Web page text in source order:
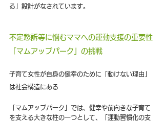
る」設計がなされています。
不定愁訴等に悩むママへの運動支援の重要性
「マムアップパーク」の挑戦
子育て女性が自身の健幸のために「動けない理由」
は社会構造にある
「マムアップパーク」では、健幸や前向きな子育て
を支える大きな柱の一つとして、「運動習慣化の支